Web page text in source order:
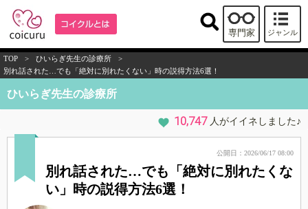
ジャンル
専門家
TOP > ひいらぎ先生の診療所
>
別れ話された…でも「絶対に別れたくない」時の説得方法6選！
ひいらぎ先生の診療所
10,747 人がイイネしました♪
公開日：2026/06/17 08:00
別れ話された…でも「絶対に別れたくな
い」時の説得方法6選！